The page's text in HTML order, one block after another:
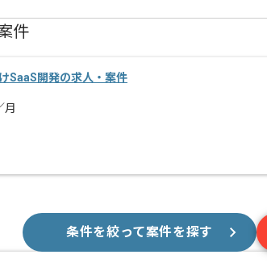
件
SaaS開発の求人・案件
月
条件を絞って案件を探す